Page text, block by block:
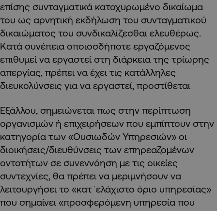
επίσης συνταγματικά κατοχυρωμένο δικαίωμα
του ως αρνητική εκδήλωση του συνταγματικού
δικαιώματος του συνδικαλίζεσθαι ελευθέρως.
Κατά συνέπεια οποιοσδήποτε εργαζόμενος
επιθυμεί να εργαστεί στη διάρκεια της τρίωρης
απεργίας, πρέπει να έχει τις κατάλληλες
διευκολύνσεις για να εργαστεί, προστίθεται
Εξάλλου, σημειώνεται πως στην περίπτωση
οργανισμών ή επιχειρήσεων που εμπίπτουν στην
κατηγορία των «Ουσιωδών Υπηρεσιών» οι
διοικήσεις/διευθύνσεις των επηρεαζομένων
οντοτήτων σε συνεννόηση με τις οικείες
συντεχνίες, θα πρέπει να μεριμνήσουν να
λειτουργήσει το «κατ΄ελάχιστο όριο υπηρεσίας»
που σημαίνει «προσφερόμενη υπηρεσία που